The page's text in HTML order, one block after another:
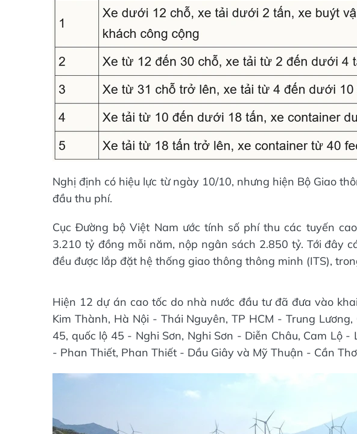
Nghị định có hiệu lực từ ngày 10/10, nhưng hiện Bộ Giao
đầu thu phí.
Cục Đường bộ Việt Nam ước tính số phí thu các tuyến
3.210 tỷ đồng mỗi năm, nộp ngân sách 2.850 tỷ. Tới đây
đều được lắp đặt hệ thống giao thông thông minh (ITS),
Hiện 12 dự án cao tốc do nhà nước đầu tư đã đưa vào
Kim Thành, Hà Nội - Thái Nguyên, TP HCM - Trung
45, quốc lộ 45 - Nghi Sơn, Nghi Sơn - Diễn Châu, Cam Lộ
- Phan Thiết, Phan Thiết - Dầu Giây và Mỹ Thuận - Cần